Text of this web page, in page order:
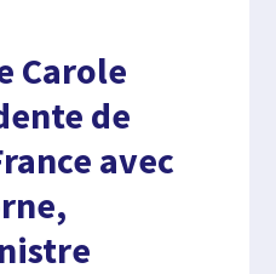
Carole
de
avec